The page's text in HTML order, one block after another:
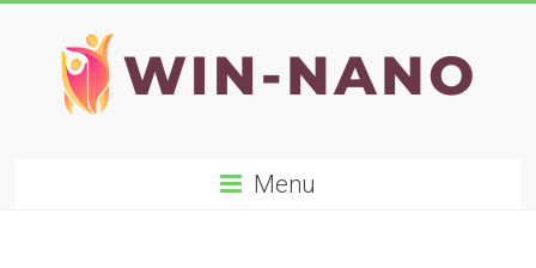
content
Menu